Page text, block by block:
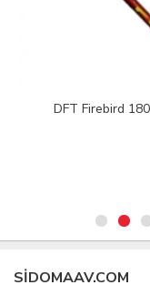
DFT Firebird
SIDOMAAV.COM